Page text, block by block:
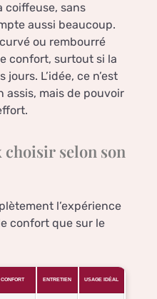
coiffeuse, sans
aussi beaucoup.
ou rembourré
confort, surtout si la
L’idée, ce n’est
assis, mais de pouvoir
selon son
l’expérience
confort que sur le
CONFORT ENTRETIEN USAGE IDÉAL